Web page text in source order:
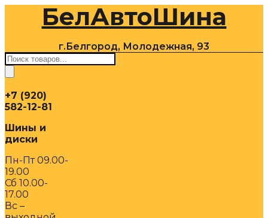
содержимомуБелАвтоШина
г.Белгород, Молодежная, 93
Поиск
товаров
+7 (920)
582-12-81
Шины и
диски
Пн-Пт 09.00-
19.00
Сб 10.00-
17.00
Вс –